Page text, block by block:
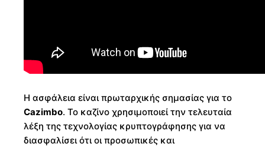
Η ασφάλεια είναι πρωταρχικής σημασίας για το
Cazimbo. Το καζίνο χρησιμοποιεί την τελευταία
λέξη της τεχνολογίας κρυπτογράφησης για να
διασφαλίσει ότι οι προσωπικές και